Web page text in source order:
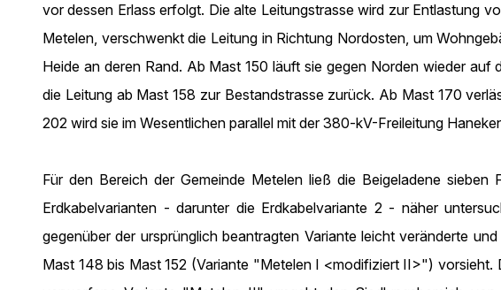
vor dessen Erlass erfolgt. Die alte Leitungstrasse wird zur Entlastung
Metelen, verschwenkt die Leitung in Richtung Nordosten, um
Heide an deren Rand. Ab Mast 150 läuft sie gegen Norden wieder
die Leitung ab Mast 158 zur Bestandstrasse zurück. Ab Mast 170
202 wird sie im Wesentlichen parallel mit der 380-kV-Freileitung
Für den Bereich der Gemeinde Metelen ließ die Beigeladene
Erdkabelvarianten - darunter die Erdkabelvariante 2 - näher
gegenüber der ursprünglich beantragten Variante leicht veränderte
Mast 148 bis Mast 152 (Variante "Metelen I <modifiziert II>") vorsieht.